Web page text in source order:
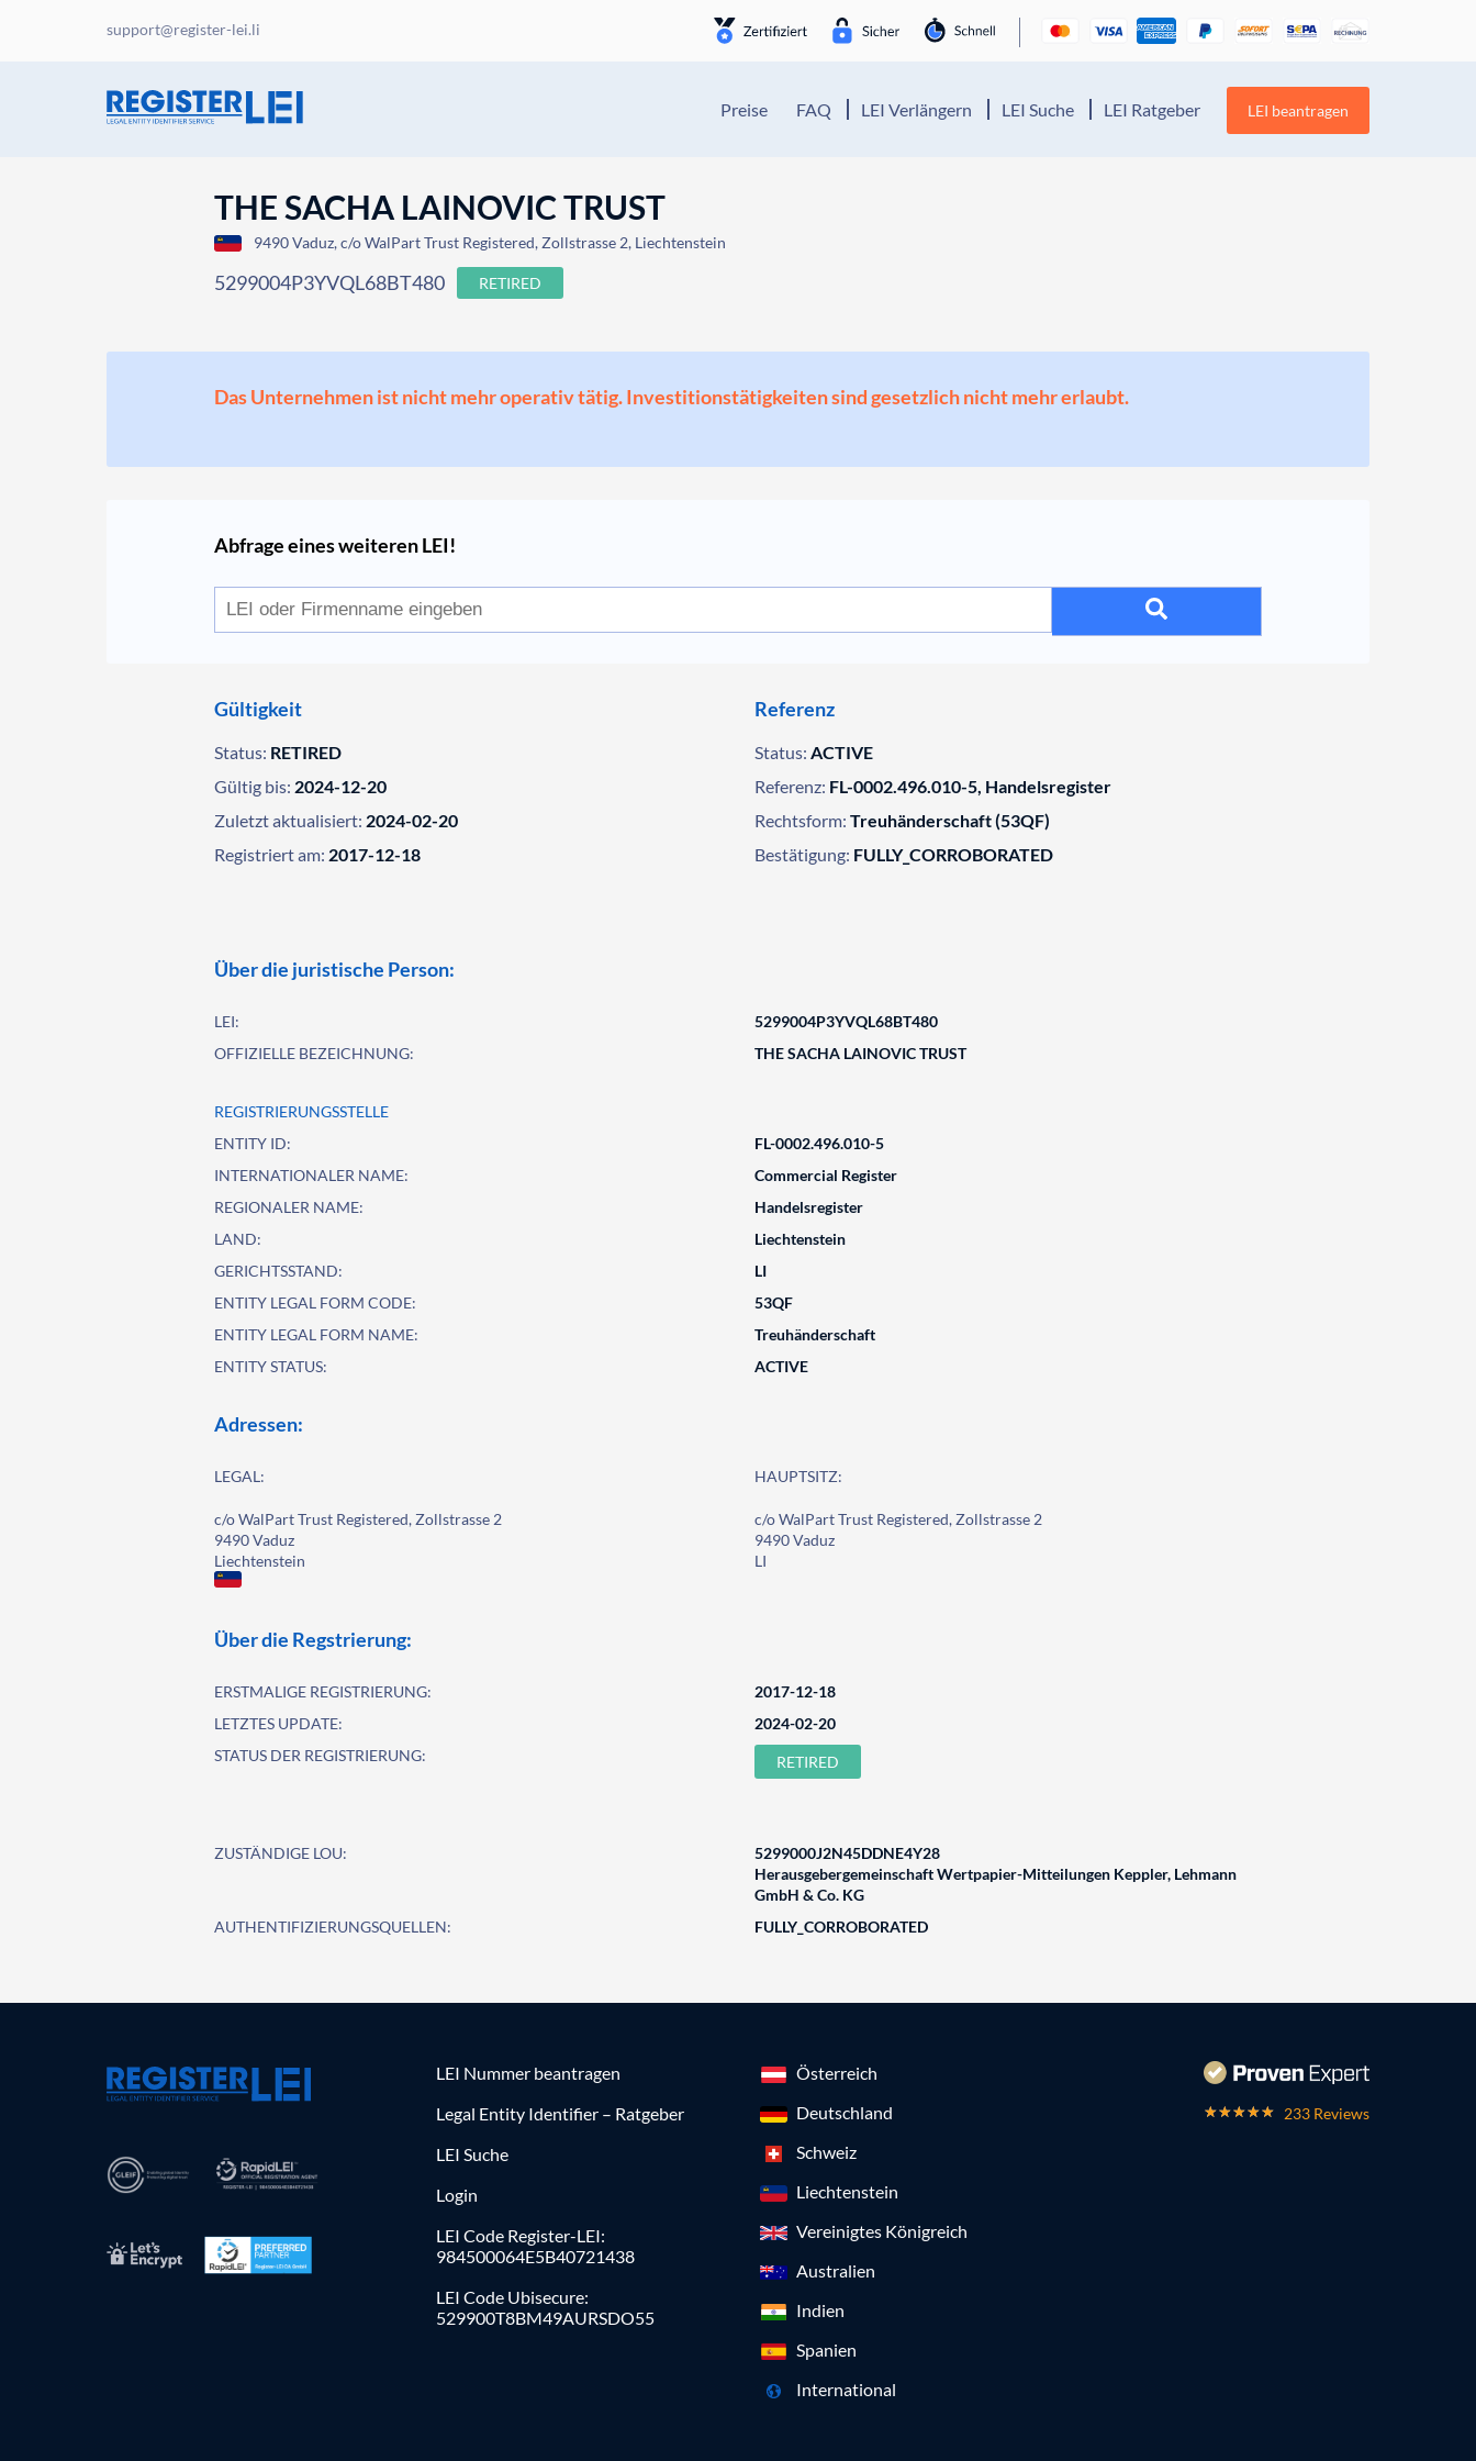
support@register-lei.li
Preise FAQ LEI Verlängern LEI Suche LEI Ratgeber LEI beantragen
THE SACHA LAINOVIC TRUST
9490 Vaduz, c/o WalPart Trust Registered, Zollstrasse 2, Liechtenstein
5299004P3YVQL68BT480 RETIRED
Das Unternehmen ist nicht mehr operativ tätig. Investitionstätigkeiten sind gesetzlich nicht mehr erlaubt.
Abfrage eines weiteren LEI!
Gültigkeit
Status: RETIRED
Gültig bis: 2024-12-20
Zuletzt aktualisiert: 2024-02-20
Registriert am: 2017-12-18
Referenz
Status: ACTIVE
Referenz: FL-0002.496.010-5, Handelsregister
Rechtsform: Treuhänderschaft (53QF)
Bestätigung: FULLY_CORROBORATED
Über die juristische Person:
LEI:
5299004P3YVQL68BT480
OFFIZIELLE BEZEICHNUNG:
THE SACHA LAINOVIC TRUST
REGISTRIERUNGSSTELLE
ENTITY ID:
FL-0002.496.010-5
INTERNATIONALER NAME:
Commercial Register
REGIONALER NAME:
Handelsregister
LAND:
Liechtenstein
GERICHTSSTAND:
LI
ENTITY LEGAL FORM CODE:
53QF
ENTITY LEGAL FORM NAME:
Treuhänderschaft
ENTITY STATUS:
ACTIVE
Adressen:
LEGAL:
c/o WalPart Trust Registered, Zollstrasse 2
9490 Vaduz
Liechtenstein
HAUPTSITZ:
c/o WalPart Trust Registered, Zollstrasse 2
9490 Vaduz
LI
Über die Regstrierung:
ERSTMALIGE REGISTRIERUNG:
2017-12-18
LETZTES UPDATE:
2024-02-20
STATUS DER REGISTRIERUNG:
RETIRED
ZUSTÄNDIGE LOU:
5299000J2N45DDNE4Y28
Herausgebergemeinschaft Wertpapier-Mitteilungen Keppler, Lehmann
GmbH & Co. KG
AUTHENTIFIZIERUNGSQUELLEN:
FULLY_CORROBORATED
LEI Nummer beantragen
Legal Entity Identifier – Ratgeber
LEI Suche
Login
LEI Code Register-LEI:
984500064E5B40721438
LEI Code Ubisecure:
529900T8BM49AURSDO55
Österreich
Deutschland
Schweiz
Liechtenstein
Vereinigtes Königreich
Australien
Indien
Spanien
International
233 Reviews